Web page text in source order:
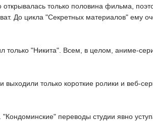
только половина фильма,
До цикла "Секретных материалов" ему
только "Никита". Всем, в целом, аниме-
выходили только короткие ролики и веб-
переводы студии явно